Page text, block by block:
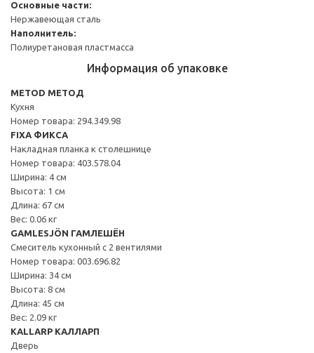
Основные части:
Нержавеющая сталь
Наполнитель:
Полиуретановая пластмасса
Информация об упаковке
METOD МЕТОД
Кухня
Номер товара: 294.349.98
FIXA ФИКСА
Накладная планка к столешнице
Номер товара: 403.578.04
Ширина: 4 см
Высота: 1 см
Длина: 67 см
Вес: 0.06 кг
GAMLESJÖN ГАМЛЕШЁН
Смеситель кухонный с 2 вентилями
Номер товара: 003.696.82
Ширина: 34 см
Высота: 8 см
Длина: 45 см
Вес: 2.09 кг
KALLARP КАЛЛАРП
Дверь